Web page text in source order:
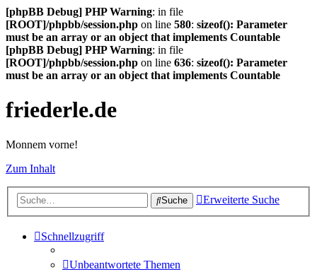
[phpBB Debug] PHP Warning: in file
[ROOT]/phpbb/session.php on line 580: sizeof(): Parameter
must be an array or an object that implements Countable
[phpBB Debug] PHP Warning: in file
[ROOT]/phpbb/session.php on line 636: sizeof(): Parameter
must be an array or an object that implements Countable
friederle.de
Monnem vorne!
Zum Inhalt
Suche Erweiterte Suche
Schnellzugriff
Unbeantwortete Themen